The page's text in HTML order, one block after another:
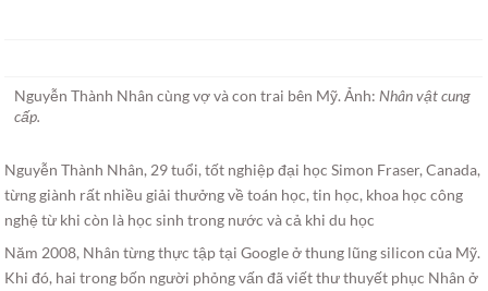
Nguyễn Thành Nhân cùng vợ và con trai bên Mỹ. Ảnh: Nhân vật cung
cấp.
Nguyễn Thành Nhân, 29 tuổi, tốt nghiệp đại học Simon Fraser, Canada,
từng giành rất nhiều giải thưởng về toán học, tin học, khoa học công
nghệ từ khi còn là học sinh trong nước và cả khi du học
Năm 2008, Nhân từng thực tập tại Google ở thung lũng silicon của Mỹ.
Khi đó, hai trong bốn người phỏng vấn đã viết thư thuyết phục Nhân ở